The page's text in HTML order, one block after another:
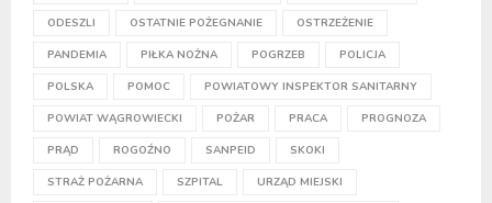
ODESZLI OSTATNIE POŻEGNANIE OSTRZEŻENIE
PANDEMIA PIŁKA NOŻNA POGRZEB POLICJA
POLSKA POMOC POWIATOWY INSPEKTOR SANITARNY
POWIAT WĄGROWIECKI POŻAR PRACA PROGNOZA
PRĄD ROGOŹNO SANPEID SKOKI
STRAŻ POŻARNA SZPITAL URZĄD MIEJSKI